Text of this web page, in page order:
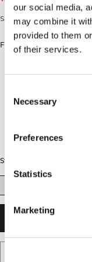
our social media,
may combine it
provided to them
of their services.
Selection
Necessary
Preferences
Statistics
Marketing
Sports-BH uden sømme
Farve: Powder Blue
Størrelse